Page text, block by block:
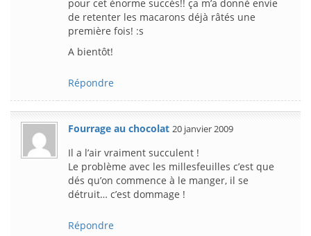
pour cet énorme succès!! ça m’a donné envie
de retenter les macarons déjà râtés une
première fois! :s
A bientôt!
Répondre
Fourrage au chocolat 20 janvier 2009
Il a l’air vraiment succulent !
Le problème avec les millesfeuilles c’est que
dés qu’on commence à le manger, il se
détruit… c’est dommage !
Répondre